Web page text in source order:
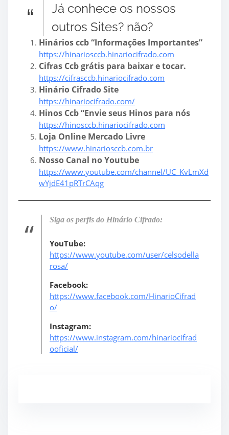
Já conhece os nossos
outros Sites? não?
Hinários ccb “Informações Importantes”
https://hinariosccb.hinariocifrado.com
Cifras Ccb grátis para baixar e tocar.
https://cifrasccb.hinariocifrado.com
Hinário Cifrado Site
https://hinariocifrado.com/
Hinos Ccb “Envie seus Hinos para nós
https://hinosccb.hinariocifrado.com
Loja Online Mercado Livre
https://www.hinariosccb.com.br
Nosso Canal no Youtube
https://www.youtube.com/channel/UC_KvLmXd
wYjdE41pRTrCAqg
Siga os perfis do Hinário Cifrado:
YouTube:
https://www.youtube.com/user/celsodella
rosa/
Facebook:
https://www.facebook.com/HinarioCifrad
o/
Instagram:
https://www.instagram.com/hinariocifrad
ooficial/